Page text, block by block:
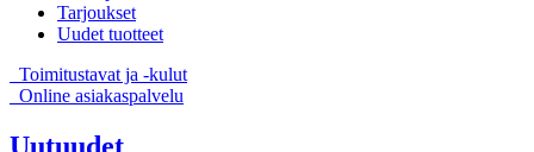
Tarjoukset
Uudet tuotteet
Toimitustavat ja -kulut
Online asiakaspalvelu
Uutuudet